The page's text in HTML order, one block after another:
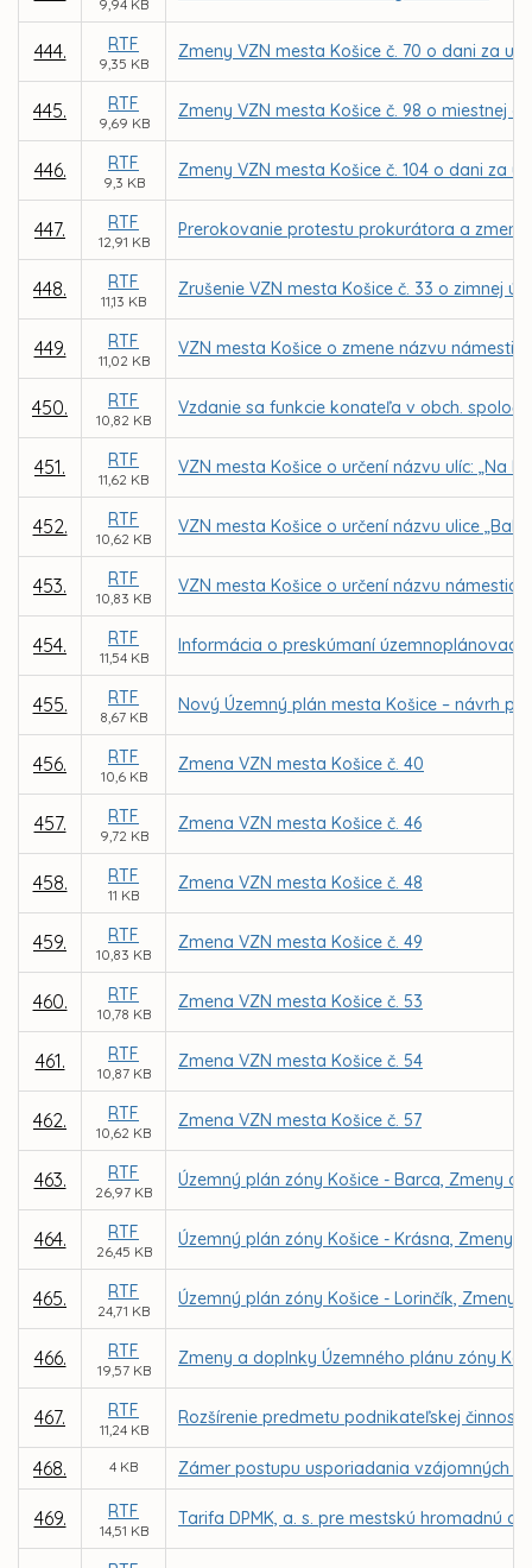
9,94 KB
444. RTF
9,35 KB
Zmeny VZN mesta Košice č. 70 o dani za
445. RTF
9,69 KB
Zmeny VZN mesta Košice č. 98 o miestnej
446. RTF
9,3 KB
Zmeny VZN mesta Košice č. 104 o dani za
447. RTF
12,91 KB
Prerokovanie protestu prokurátora a
448. RTF
11,13 KB
Zrušenie VZN mesta Košice č. 33 o zimnej
449. RTF
11,02 KB
VZN mesta Košice o zmene názvu námestia
450. RTF
10,82 KB
Vzdanie sa funkcie konateľa v obch.
451. RTF
11,62 KB
VZN mesta Košice o určení názvu ulíc: „Na
452. RTF
10,62 KB
VZN mesta Košice o určení názvu ulice
453. RTF
10,83 KB
VZN mesta Košice o určení názvu námestia
454. RTF
11,54 KB
Informácia o preskúmaní
455. RTF
8,67 KB
Nový Územný plán mesta Košice – návrh
456. RTF
10,6 KB
Zmena VZN mesta Košice č. 40
457. RTF
9,72 KB
Zmena VZN mesta Košice č. 46
458. RTF
11 KB
Zmena VZN mesta Košice č. 48
459. RTF
10,83 KB
Zmena VZN mesta Košice č. 49
460. RTF
10,78 KB
Zmena VZN mesta Košice č. 53
461. RTF
10,87 KB
Zmena VZN mesta Košice č. 54
462. RTF
10,62 KB
Zmena VZN mesta Košice č. 57
463. RTF
26,97 KB
Územný plán zóny Košice - Barca, Zmeny a
464. RTF
26,45 KB
Územný plán zóny Košice - Krásna, Zmeny a
465. RTF
24,71 KB
Územný plán zóny Košice - Lorinčík, Zmeny
466. RTF
19,57 KB
Zmeny a doplnky Územného plánu zóny
467. RTF
11,24 KB
Rozšírenie predmetu podnikateľskej
468. 4 KB Zámer postupu usporiadania vzájomných
469. RTF
14,51 KB
Tarifa DPMK, a. s. pre mestskú hromadnú